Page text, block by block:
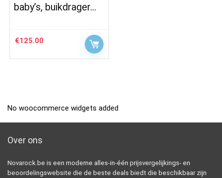
baby’s, buikdrager…
€125.00
No woocommerce widgets added
Over ons
Novarock.be is een moderne alles-in-één prijsvergelijkings- en
beoordelingswebsite die de beste deals biedt die beschikbaar zijn